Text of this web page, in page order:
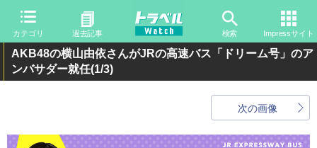
カテゴリ 過去記事 検索 Impressサイト
AKB48の横山由依さんがJRの高速バス「ドリーム号」のア
ンバサダー就任(1/3)
次の画像